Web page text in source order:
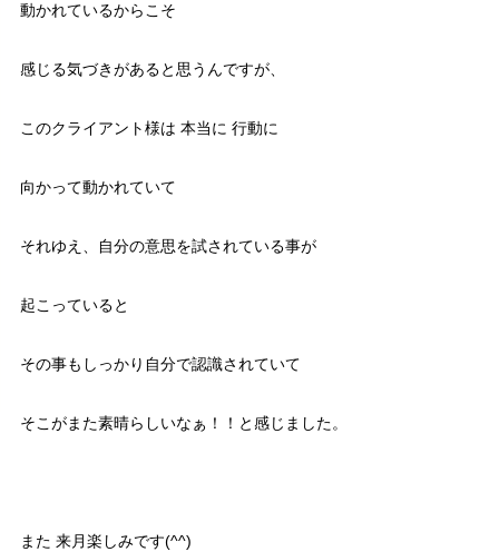
動かれているからこそ
感じる気づきがあると思うんですが、
このクライアント様は 本当に 行動に
向かって動かれていて
それゆえ、自分の意思を試されている事が
起こっていると
その事もしっかり自分で認識されていて
そこがまた素晴らしいなぁ！！と感じました。
また 来月楽しみです(^^)